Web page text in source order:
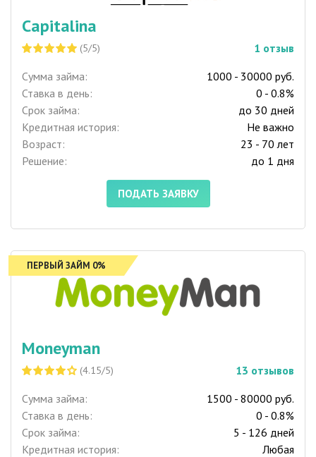
Capitalina
(5/5) 1 отзыв
Сумма займа:
1000 - 30000 руб.
Ставка в день:
0 - 0.8%
Срок займа:
до 30 дней
Кредитная история:
Не важно
Возраст:
23 - 70 лет
Решение:
до 1 дня
ПОДАТЬ ЗАЯВКУ
ПЕРВЫЙ ЗАЙМ 0%
Moneyman
(4.15/5) 13 отзывов
Сумма займа:
1500 - 80000 руб.
Ставка в день:
0 - 0.8%
Срок займа:
5 - 126 дней
Кредитная история:
Любая